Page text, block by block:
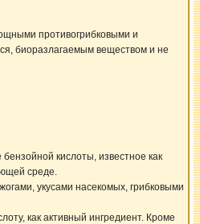
противогрибковыми и
биоразлагаемым веществом и не
кислоты, известное как
среде.
укусами насекомых, грибковыми
как активный ингредиент. Кроме